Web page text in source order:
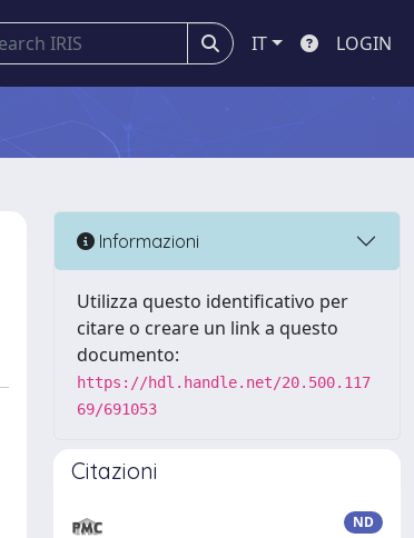
IT LOGIN
Informazioni
Utilizza questo identificativo per
citare o creare un link a questo
documento:
https://hdl.handle.net/20.500.117
69/691053
Citazioni
ND